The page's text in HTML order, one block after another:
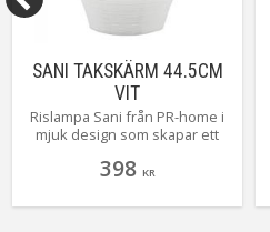
SANI TAKSKÄRM 44.5CM
VIT
Rislampa Sani från PR-home i
mjuk design som skapar ett
tänd. Sani passar alldeles
med sina kompisar Maki och
398 KR